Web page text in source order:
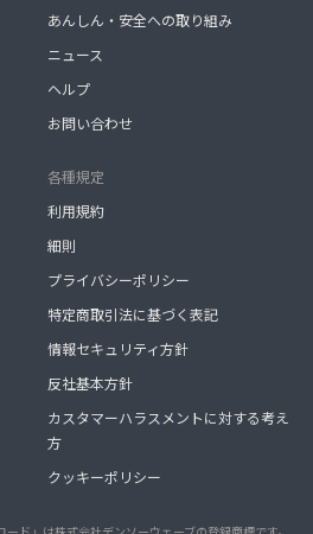
あんしん・安全への取り組み
ニュース
ヘルプ
お問い合わせ
各種規定
利用規約
細則
プライバシーポリシー
特定商取引法に基づく表記
情報セキュリティ方針
反社基本方針
カスタマーハラスメントに対する考え
方
クッキーポリシー